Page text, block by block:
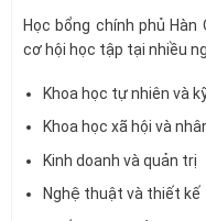
Học bổng chính phủ
cơ hội học tập tại nhiều
Khoa học tự nhiên và
Khoa học xã hội và
Kinh doanh và quản trị
Nghệ thuật và thiết kế